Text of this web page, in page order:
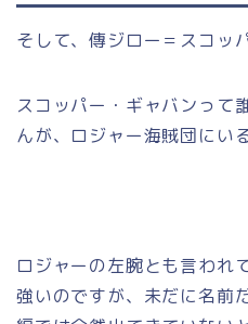
そして、傳ジロー＝スコッ
スコッパー・ギャバンって
んが、ロジャー海賊団にい
ロジャーの左腕とも言われ
強いのですが、未だに名前